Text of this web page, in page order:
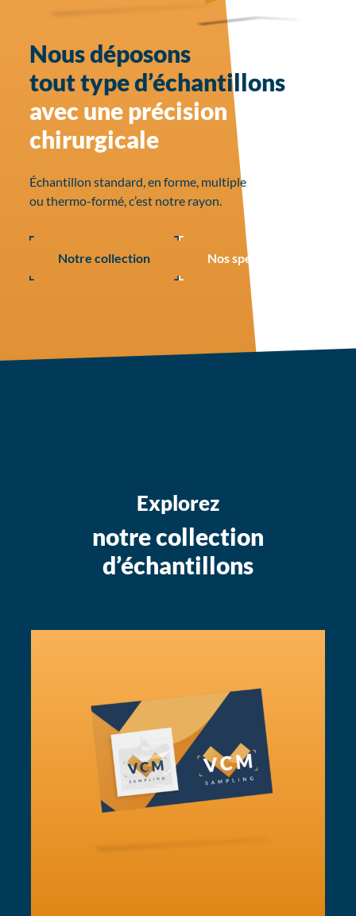
Nous déposons
tout type d’échantillons
avec une précision
chirurgicale
Échantillon standard, en forme, multiple
ou thermo-formé, c’est notre rayon.
Notre collection Nos spécificités
Explorez
notre collection
d’échantillons